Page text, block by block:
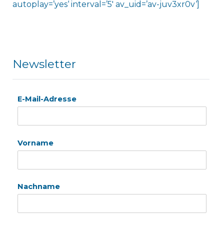
autoplay=’yes‘ interval=’5′ av_uid=’av-juv3xr0v‘]
Newsletter
E-Mail-Adresse
Vorname
Nachname